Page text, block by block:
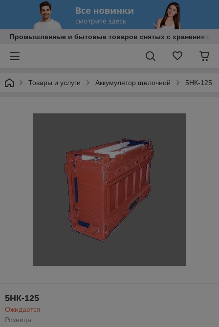
Промышленные и бытовые товаров снятых с хранения в
Товары и услуги Аккумулятор щелочной 5НК-125
5НК-125
Ожидается
Розница